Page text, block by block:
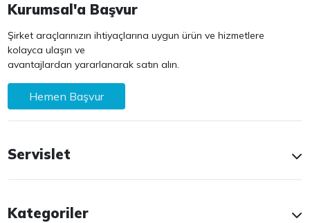
Kurumsal'a Başvur
Şirket araçlarınızın ihtiyaçlarına uygun ürün ve hizmetlere
kolayca ulaşın ve
avantajlardan yararlanarak satın alın.
Hemen Başvur
Servislet
Kategoriler